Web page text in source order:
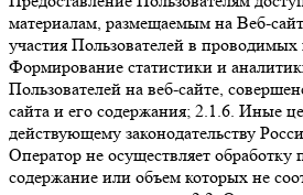
материалам, размещаемым на Веб-
участия Пользователей в
Формирование статистики и
Пользователей на веб-сайте,
сайта и его содержания; 2.1.6. Иные
действующему законодательству
Оператор не осуществляет
содержание или объем которых не